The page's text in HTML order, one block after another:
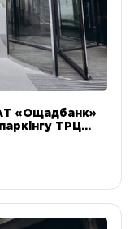
«Ощадбанк»
ТРЦ